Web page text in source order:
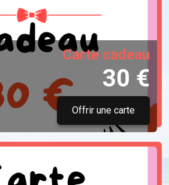
Carte cadeau
30 €
Offrir une carte